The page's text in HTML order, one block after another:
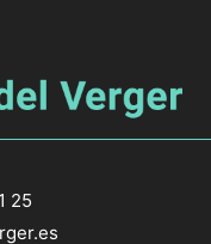
25